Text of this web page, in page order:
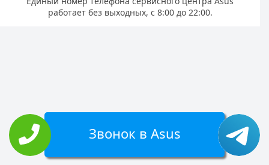
работает без выходных, с 8:00 до 22:00.
Звонок в Asus